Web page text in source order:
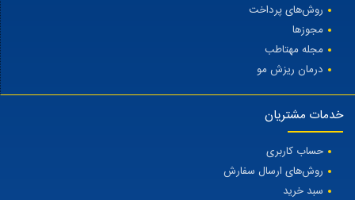
روش‌های پرداخت
مجوزها
مجله مهتاطب
درمان ریزش مو
خدمات مشتریان
حساب کاربری
روش‌های ارسال سفارش
سبد خرید